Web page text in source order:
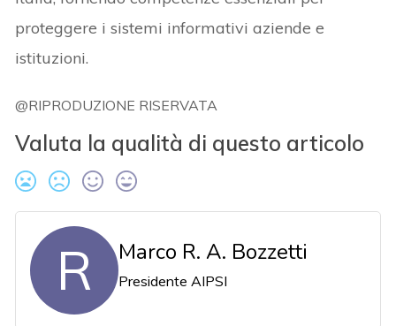
proteggere i sistemi informativi aziende e
istituzioni.
@RIPRODUZIONE RISERVATA
Valuta la qualità di questo articolo
R Marco R. A. Bozzetti
Presidente AIPSI